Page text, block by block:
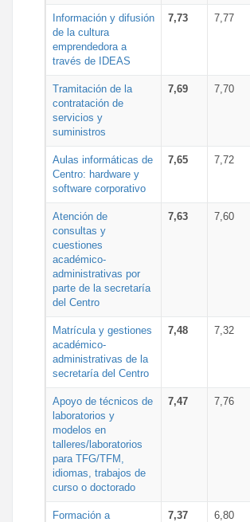
Información y difusión
de la cultura
emprendedora a
través de IDEAS
7,73 7,77
Tramitación de la
contratación de
servicios y
suministros
7,69 7,70
Aulas informáticas de
Centro: hardware y
software corporativo
7,65 7,72
Atención de
consultas y
cuestiones
académico-
administrativas por
parte de la secretaría
del Centro
7,63 7,60
Matrícula y gestiones
académico-
administrativas de la
secretaría del Centro
7,48 7,32
Apoyo de técnicos de
laboratorios y
modelos en
talleres/laboratorios
para TFG/TFM,
idiomas, trabajos de
curso o doctorado
7,47 7,76
Formación a
7,37 6,80